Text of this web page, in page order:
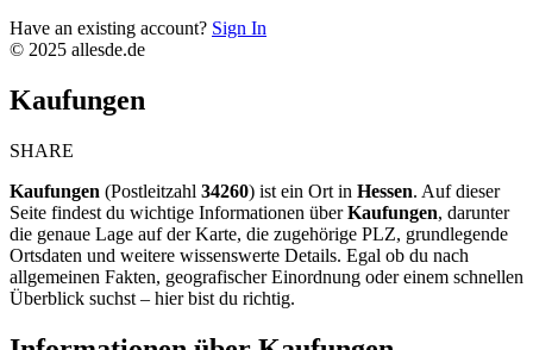
Have an existing account? Sign In
© 2025 allesde.de
Kaufungen
SHARE
Kaufungen (Postleitzahl 34260) ist ein Ort in Hessen. Auf dieser
Seite findest du wichtige Informationen überKaufungen, darunter
die genaue Lage auf der Karte, die zugehörige PLZ, grundlegende
Ortsdaten und weitere wissenswerte Details. Egal ob du nach
allgemeinen Fakten, geografischer Einordnung oder einem schnellen
Überblick suchst – hier bist du richtig.